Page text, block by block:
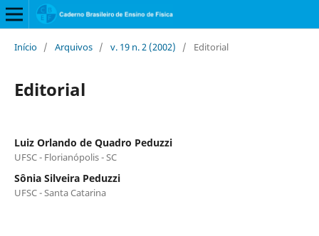
Início / Arquivos / v. 19 n. 2 (2002) / Editorial
Editorial
Luiz Orlando de Quadro Peduzzi
UFSC - Florianópolis - SC
Sônia Silveira Peduzzi
UFSC - Santa Catarina